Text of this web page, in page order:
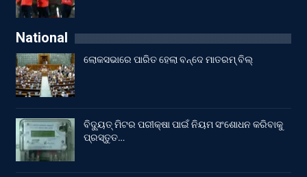
National
ଲୋକସଭାରେ ପାରିତ ହେଲା ବନ୍ଦେ ମାତରମ୍‌ ବିଲ୍‌
ବିଦ୍ୟୁତ୍ ମିଟର ପରୀକ୍ଷା ପାଇଁ ନିୟମ ସଂଶୋଧନ କରିବାକୁ
ପ୍ରସ୍ତୁତ…